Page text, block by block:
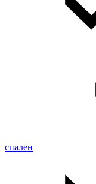
спален